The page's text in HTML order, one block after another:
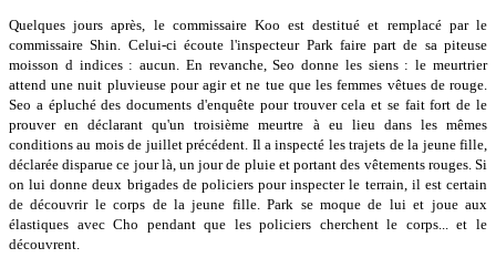
Quelques jours après, le commissaire Koo est destitué et remplacé par le
commissaire Shin. Celui-ci écoute l'inspecteur Park faire part de sa piteuse
moisson d indices : aucun. En revanche, Seo donne les siens : le meurtrier
attend une nuit pluvieuse pour agir et ne tue que les femmes vêtues de rouge.
Seo a épluché des documents d'enquête pour trouver cela et se fait fort de le
prouver en déclarant qu'un troisième meurtre à eu lieu dans les mêmes
conditions au mois de juillet précédent. Il a inspecté les trajets de la jeune fille,
déclarée disparue ce jour là, un jour de pluie et portant des vêtements rouges. Si
on lui donne deux brigades de policiers pour inspecter le terrain, il est certain
de découvrir le corps de la jeune fille. Park se moque de lui et joue aux
élastiques avec Cho pendant que les policiers cherchent le corps... et le
découvrent.